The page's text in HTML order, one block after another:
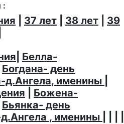
:
37 лет 38 лет
39
Белла-
Богдана- день
д.Ангела, именины
Божена-
Бьянка- день
, именины